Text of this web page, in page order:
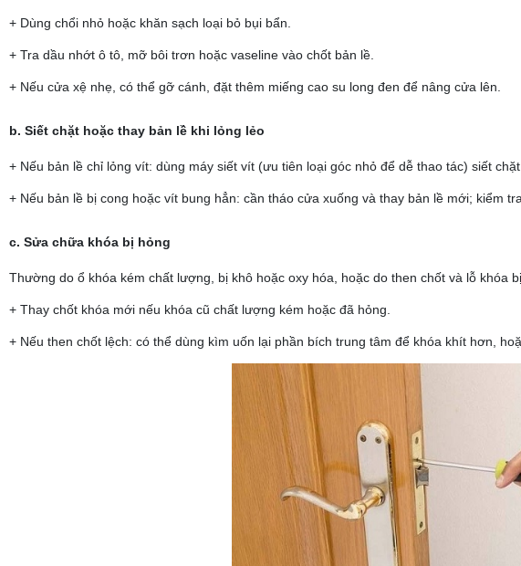
+ Dùng chổi nhỏ hoặc khăn sạch loại bỏ bụi bẩn.
+ Tra dầu nhớt ô tô, mỡ bôi trơn hoặc vaseline vào chốt bản lề.
+ Nếu cửa xệ nhẹ, có thể gỡ cánh, đặt thêm miếng cao su long đen để nâng cửa lên.
b. Siết chặt hoặc thay bản lề khi lỏng lẻo
+ Nếu bản lề chỉ lỏng vít: dùng máy siết vít (ưu tiên loại góc nhỏ để dễ thao tác) siết chặt
+ Nếu bản lề bị cong hoặc vít bung hẳn: cần tháo cửa xuống và thay bản lề mới; kiểm
c. Sửa chữa khóa bị hỏng
Thường do ổ khóa kém chất lượng, bị khô hoặc oxy hóa, hoặc do then chốt và lỗ khóa
+ Thay chốt khóa mới nếu khóa cũ chất lượng kém hoặc đã hỏng.
+ Nếu then chốt lệch: có thể dùng kìm uốn lại phần bích trung tâm để khóa khít hơn,